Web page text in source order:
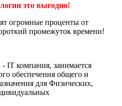
это выгодно!
огромные проценты от
промежуток времени!
- IT компания, занимается
обеспечения общего и
для Физических,